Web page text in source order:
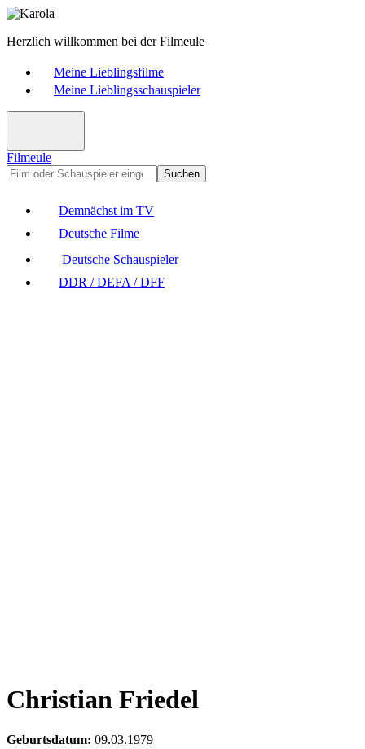
Herzlich willkommen bei der Filmeule
Meine Lieblingsfilme
Meine Lieblingsschauspieler
Filmeule
Suchen
Demnächst im TV
Deutsche Filme
Deutsche Schauspieler
DDR / DEFA / DFF
Christian Friedel
Geburtsdatum: 09.03.1979